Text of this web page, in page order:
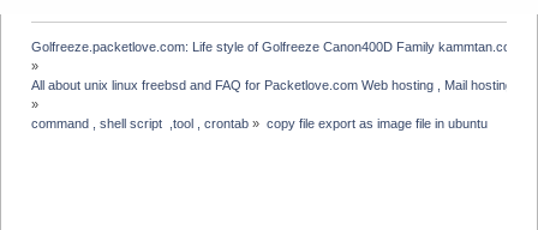
Golfreeze.packetlove.com: Life style of Golfreeze Canon400D Family kammtan.com
»
All about unix linux freebsd and FAQ for Packetlove.com Web hosting , Mail hosting ,
»
command , shell script  ,tool , crontab » copy file export as image file in ubuntu